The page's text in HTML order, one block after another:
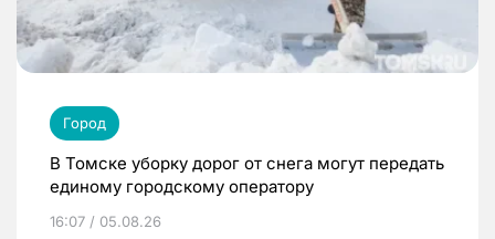
Город
В Томске уборку дорог от снега могут передать
единому городскому оператору
16:07 / 05.08.26